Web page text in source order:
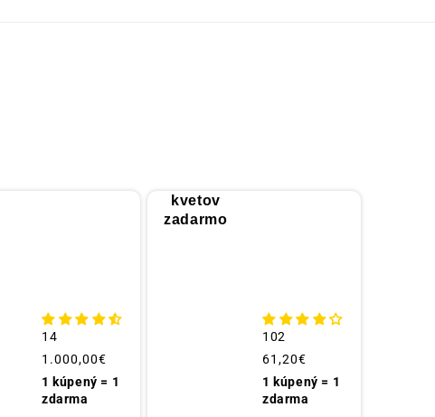
14
Obvyklá
cena
1.000,00€
1 kúpený = 1
zdarma
kvetov
zadarmo
102
Obvyklá
cena
61,20€
1 kúpený = 1
zdarma